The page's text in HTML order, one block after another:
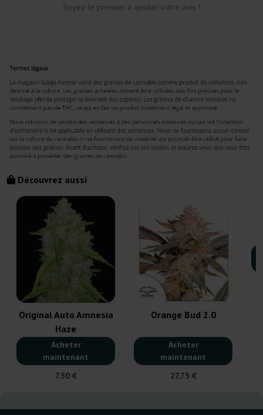
Soyez le premier à ajouter votre avis !
Découvrez aussi
Original Auto Amnesia
Haze
Acheter
maintenant
7,50 €
Orange Bud 2.0
Acheter
maintenant
27,75 €